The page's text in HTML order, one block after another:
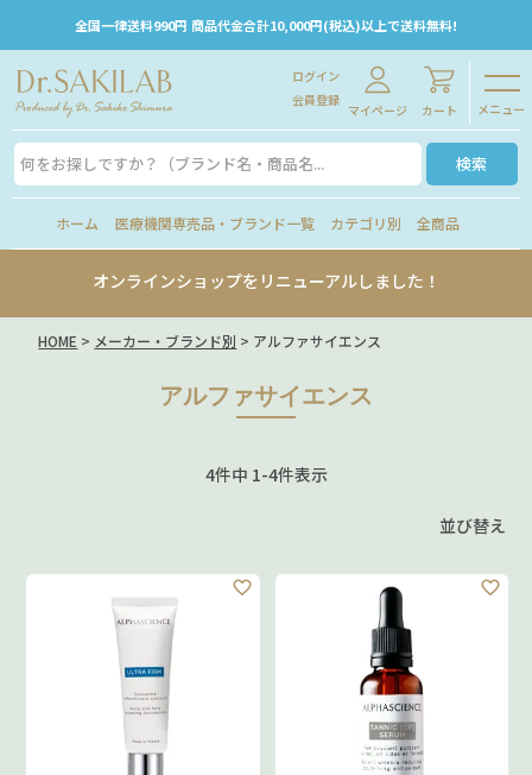
全国一律送料990円 商品代金合計10,000円(税込)以上で送料無料!
ログイン
会員登録
マイページ カート メニュー
検索
ホーム 医療機関専売品・ブランド一覧 カテゴリ別 全商品
オンラインショップをリニューアルしました！
HOME メーカー・ブランド別 アルファサイエンス
アルファサイエンス
並び替え
4件中 1-4件表示